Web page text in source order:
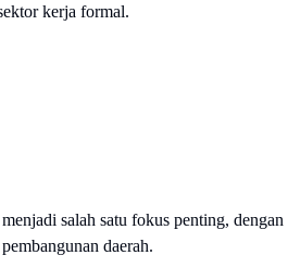
kerja formal.
salah satu fokus penting, dengan
daerah.